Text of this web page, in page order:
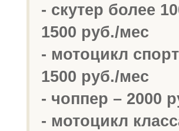
- скутер более
1500 руб./мес
- мотоцикл
1500 руб./мес
- чоппер – 2000
- мотоцикл